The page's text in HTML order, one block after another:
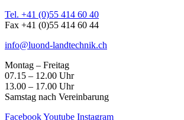
Tel. +41 (0)55 414 60 40
Fax +41 (0)55 414 60 44
info@luond-landtechnik.ch
Montag – Freitag
07.15 – 12.00 Uhr
13.00 – 17.00 Uhr
Samstag nach Vereinbarung
FacebookYoutube Instagram